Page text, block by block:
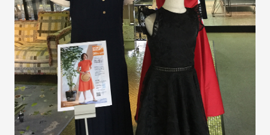
EN
CN